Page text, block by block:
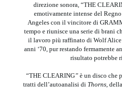
direzione sonora, “THE
emotivamente intense del
Angeles con il vincitore di
tempo e riunisce una serie di brani
il lavoro più raffinato di Wolf
anni ‘70, pur restando fermamente
risultato potrebbe
“THE CLEARING” è un disco che
tratti dell’autoanalisi di Thorns,